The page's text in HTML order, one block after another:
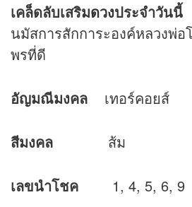
เคล็ดลับเสริมดวงประจำวันนี้
นมัสการสักการะองค์หลวงพ่อ
พรที่ดี
อัญมณีมงคล เทอร์คอยส์
สีมงคล ส้ม
เลขนำโชค 1, 4, 5, 6, 9